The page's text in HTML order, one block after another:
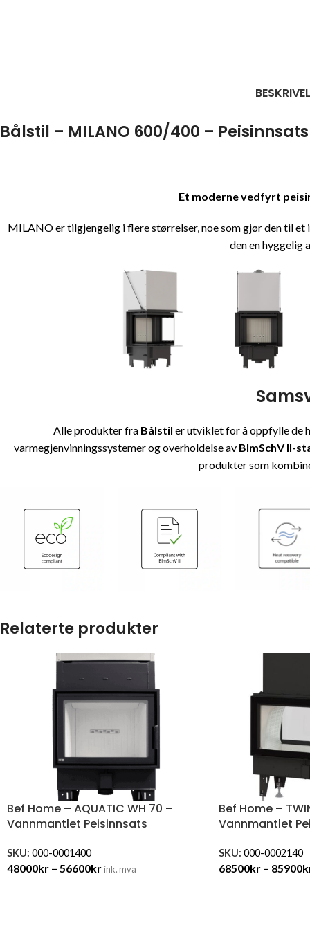
Bålstil – MILANO 600/400 – Peisinnsats
Et moderne vedfyrt
MILANO er tilgjengelig i flere størrelser, noe som gjør den til
den en hyggelig
Alle produkter fra Bålstil er utviklet for å oppfylle de
varmegjenvinningssystemer og overholdelse av BImSchV II-
produkter som
Relaterte produkter
Bef Home – AQUATIC WH 70 –
Vannmantlet Peisinnsats
SKU: 000-0001400
48000kr – 56600krink. mva
Bef Home –
Vannmantlet
SKU: 000-0002140
68500kr – 85900